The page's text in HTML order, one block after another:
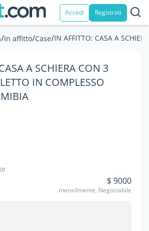
Accedi Registrati
/In affitto/Case/IN AFFITTO: CASA A
A SCHIERA CON 3
IN COMPLESSO
$ 9000
mensilmente, Negoziabile